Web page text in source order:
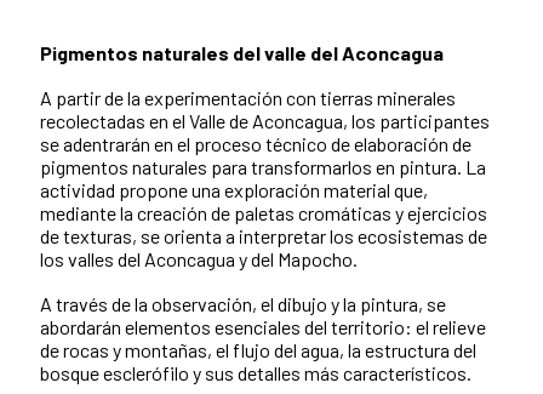
Pigmentos naturales del valle del Aconcagua
A partir de la experimentación con tierras minerales
recolectadas en el Valle de Aconcagua, los participantes
se adentrarán en el proceso técnico de elaboración de
pigmentos naturales para transformarlos en pintura. La
actividad propone una exploración material que,
mediante la creación de paletas cromáticas y ejercicios
de texturas, se orienta a interpretar los ecosistemas de
los valles del Aconcagua y del Mapocho.
A través de la observación, el dibujo y la pintura, se
abordarán elementos esenciales del territorio: el relieve
de rocas y montañas, el flujo del agua, la estructura del
bosque esclerófilo y sus detalles más característicos.